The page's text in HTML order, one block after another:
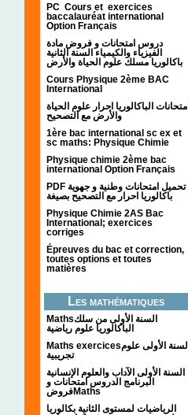
PC Cours et exercices
baccalauréat international
Option Français
دروس امتحانات و فروض مادة
الفيزياء والكيمياء السنة الثانية
باكالوريا مسلك علوم الحياة والأرض
Cours Physique 2ème BAC
International
امتحانات الباكالوريا احرار علوم الحياة
والأرض مع التصحيح
1ère bac international sc ex et
sc maths: Physique Chimie
Physique chimie 2ème bac
international Option Français
PDF تحميل امتحانات وطنية و جهوية
باكالوريا احرار مع التصحيح بصيغة
Physique Chimie 2AS Bac
International; exercices
corriges
Épreuves du bac et correction,
toutes options et toutes
matières
Les mathématiques
Mathsالسنة الأولى من سلك
الباكالوريا علوم رياضية
Maths exercicesالسنة الأولى علوم
تجريبية
السنة الأولى الآداب والعلوم الإنسانية
البرنامج الدروس امتحانات و
فروضMaths
الرياضيات لمستوى الثانية بكالوريا